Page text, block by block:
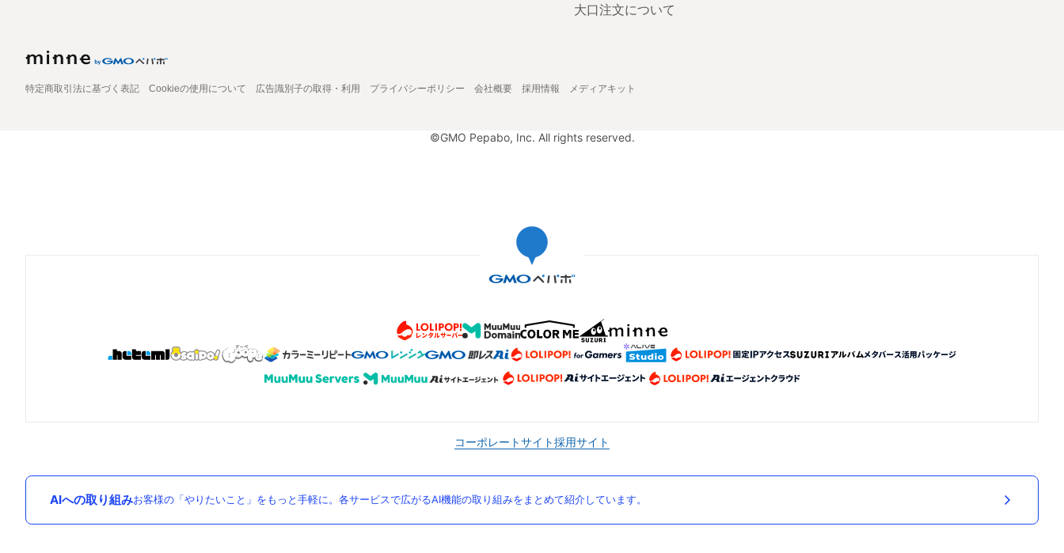
大口注文について
特定商取引法に基づく表記 Cookieの使用について 広告識別子の取得・利用 プライバシーポリシー 会社概要 採用情報 メディアキット
©GMO Pepabo, Inc. All rights reserved.
コーポレートサイト採用サイト
AIへの取り組みお客様の「やりたいこと」をもっと手軽に。各サービスで広がるAI機能の取り組みをまとめて紹介しています。